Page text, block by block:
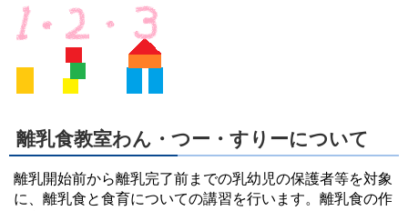
離乳食教室わん・つー・すりーについて
離乳開始前から離乳完了前までの乳幼児の保護者等を対象
に、離乳食と食育についての講習を行います。離乳食の作